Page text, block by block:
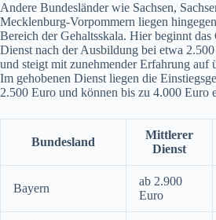
Andere Bundesländer wie Sachsen,
Mecklenburg-Vorpommern liegen
Bereich der Gehaltsskala. Hier beginnt
Dienst nach der Ausbildung bei etwa
und steigt mit zunehmender Erfahrung auf
Im gehobenen Dienst liegen die
2.500 Euro und können bis zu 4.000 Euro
Bundesland
Mittlerer
Dienst
Bayern
ab 2.900
Euro